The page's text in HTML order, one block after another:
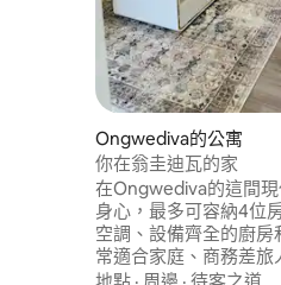
Ongwediva的公寓
你在翁圭迪瓦的家
在Ongwediva的這間
身心，最多可容納4位
空調、設備齊全的廚房
常適合家庭、商務差旅
位置便利，靠近商店、